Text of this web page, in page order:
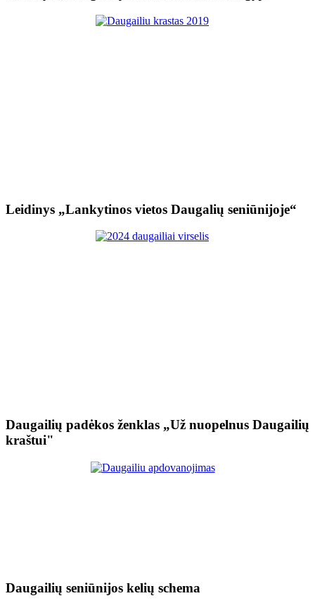
Leidinys „Lankytinos vietos Daugalių seniūnijoje“
Daugailių padėkos ženklas „Už nuopelnus Daugailių
kraštui"
Daugailių seniūnijos kelių schema